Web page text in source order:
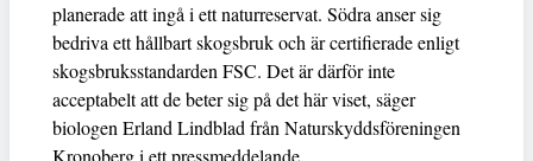
planerade att ingå i ett naturreservat. Södra anser sig
bedriva ett hållbart skogsbruk och är certifierade enligt
skogsbruksstandarden FSC. Det är därför inte
acceptabelt att de beter sig på det här viset, säger
biologen Erland Lindblad från Naturskyddsföreningen